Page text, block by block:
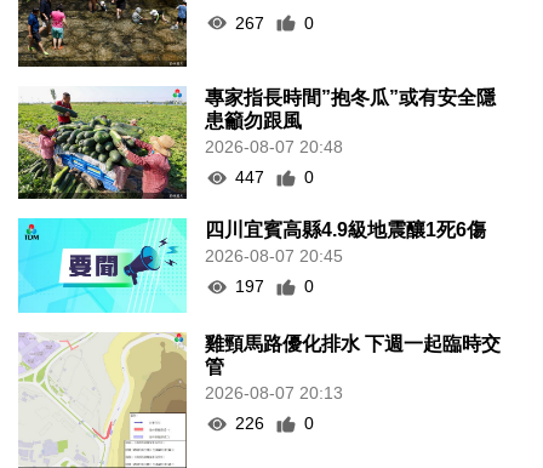
267
0
專家指長時間”抱冬瓜”或有安全隱
患籲勿跟風
2026-08-07 20:48
447
0
四川宜賓高縣4.9級地震釀1死6傷
2026-08-07 20:45
197
0
雞頸馬路優化排水 下週一起臨時交
管
2026-08-07 20:13
226
0